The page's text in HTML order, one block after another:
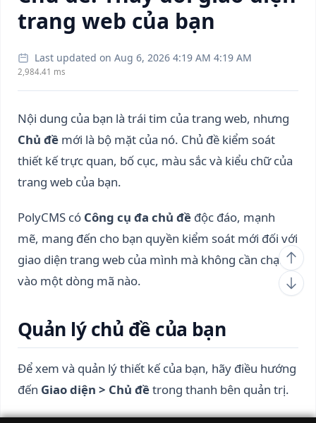
trang web của bạn
Last updated on Aug 6, 2026 4:19 AM 4:19 AM
2,984.41 ms
Nội dung của bạn là trái tim của trang web, nhưng
Chủ đề mới là bộ mặt của nó. Chủ đề kiểm soát
thiết kế trực quan, bố cục, màu sắc và kiểu chữ của
trang web của bạn.
PolyCMS có Công cụ đa chủ đề độc đáo, mạnh
mẽ, mang đến cho bạn quyền kiểm soát mới đối với
giao diện trang web của mình mà không cần chạm
vào một dòng mã nào.
Quản lý chủ đề của bạn
Để xem và quản lý thiết kế của bạn, hãy điều hướng
đến Giao diện > Chủ đềtrong thanh bên quản trị.